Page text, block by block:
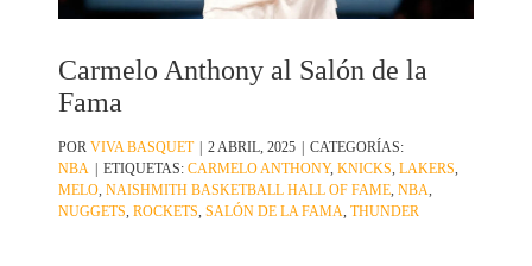
Carmelo Anthony al Salón de la
Fama
PORVIVA BASQUET | 2 ABRIL, 2025 | CATEGORÍAS:
NBA | ETIQUETAS:CARMELO ANTHONY,KNICKS ,LAKERS
MELO ,NAISHMITH BASKETBALL HALL OF FAME ,NBA
NUGGETS ,ROCKETS ,SALÓN DE LA FAMA ,THUNDER